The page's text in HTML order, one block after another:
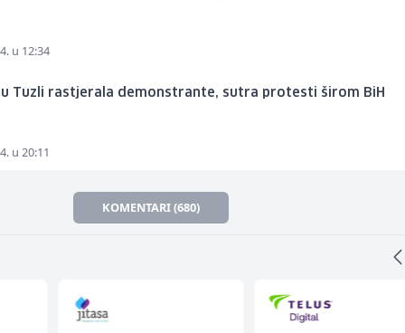
u 12:34
u Tuzli rastjerala demonstrante, sutra protesti širom BiH
u 20:11
KOMENTARI (680)